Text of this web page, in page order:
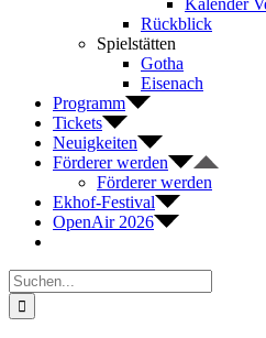
Kalender
Rückblick
Spielstätten
Gotha
Eisenach
Programm
Tickets
Neuigkeiten
Förderer werden
Förderer werden
Ekhof-Festival
OpenAir 2026
Suche
nach: